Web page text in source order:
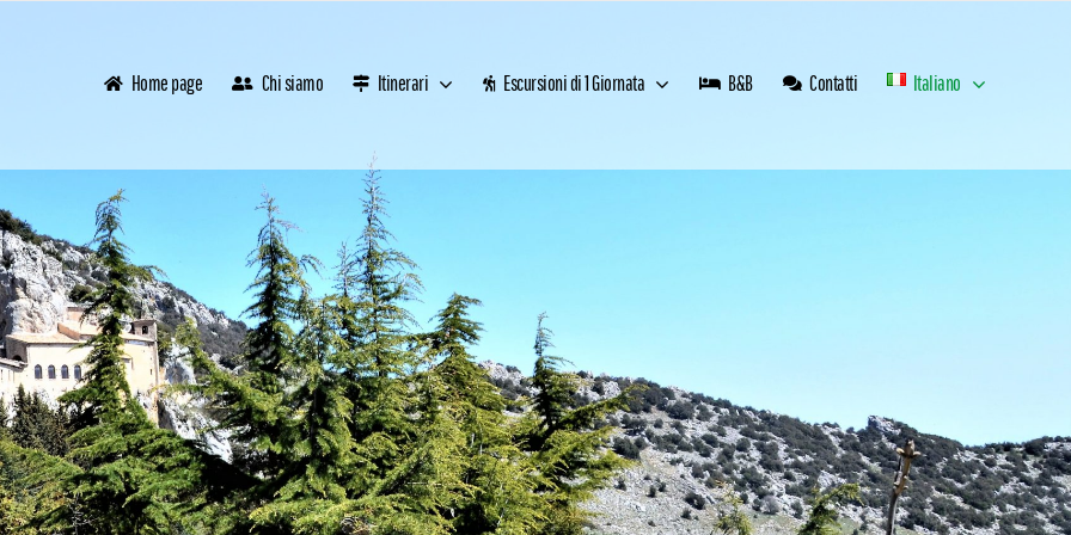
Home page Chi siamo Itinerari Escursioni di 1 Giornata B&B Contatti Italiano